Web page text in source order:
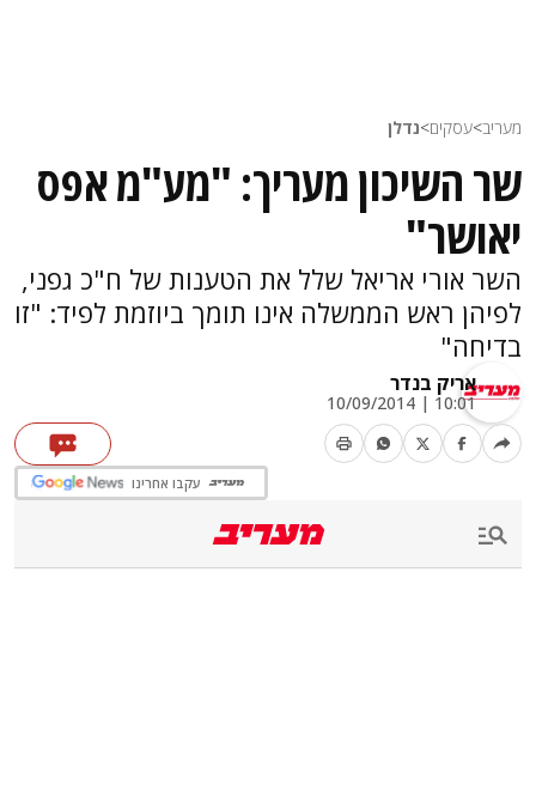
מעריב>עסקים>נדלן
שר השיכון מעריך: "מע"מ אפס
יאושר"
השר אורי אריאל שלל את הטענות של ח"כ גפני,
לפיהן ראש הממשלה אינו תומך ביוזמת לפיד: "זו
בדיחה"
אריק בנדר
10:01 | 10/09/2014
עקבו אחרינו